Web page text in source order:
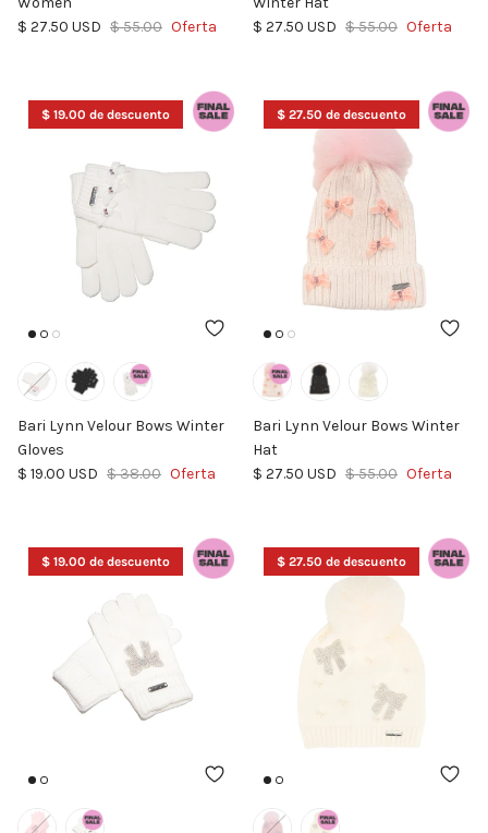
Precio de venta
$ 27.50 USD Precio normal
$ 55.00 Oferta
Precio de venta
$ 27.50 USD Precio normal
$ 55.00 Oferta
$ 19.00 de descuento
Bari Lynn Velour Bows Winter
Gloves
Precio de venta
$ 19.00 USD Precio normal
$ 38.00 Oferta
$ 27.50 de descuento
Bari Lynn Velour Bows Winter
Hat
Precio de venta
$ 27.50 USD Precio normal
$ 55.00 Oferta
$ 19.00 de descuento $ 27.50 de descuento